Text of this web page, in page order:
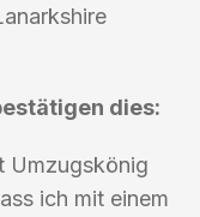
dies:
Umzugskönig
ich mit einem